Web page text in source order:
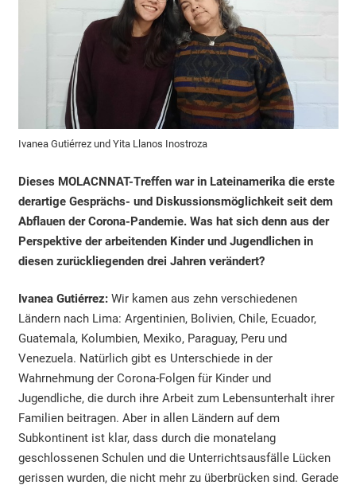
Ivanea Gutiérrez und Yita Llanos Inostroza
Dieses MOLACNNAT-Treffen war in Lateinamerika die erste
derartige Gesprächs- und Diskussionsmöglichkeit seit dem
Abflauen der Corona-Pandemie. Was hat sich denn aus der
Perspektive der arbeitenden Kinder und Jugendlichen in
diesen zurückliegenden drei Jahren verändert?
Ivanea Gutiérrez:Wir kamen aus zehn verschiedenen
Ländern nach Lima: Argentinien, Bolivien, Chile, Ecuador,
Guatemala, Kolumbien, Mexiko, Paraguay, Peru und
Venezuela. Natürlich gibt es Unterschiede in der
Wahrnehmung der Corona-Folgen für Kinder und
Jugendliche, die durch ihre Arbeit zum Lebensunterhalt ihrer
Familien beitragen. Aber in allen Ländern auf dem
Subkontinent ist klar, dass durch die monatelang
geschlossenen Schulen und die Unterrichtsausfälle Lücken
gerissen wurden, die nicht mehr zu überbrücken sind. Gerade